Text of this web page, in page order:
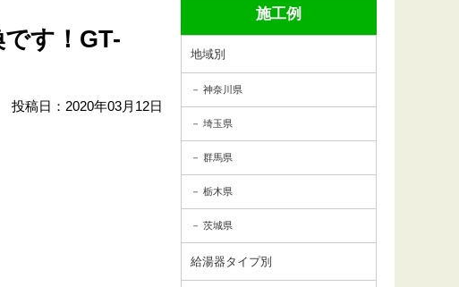
施工例
地域別
神奈川県
埼玉県
群馬県
栃木県
茨城県
給湯器タイプ別
す！GT-
投稿日：2020年03月12日